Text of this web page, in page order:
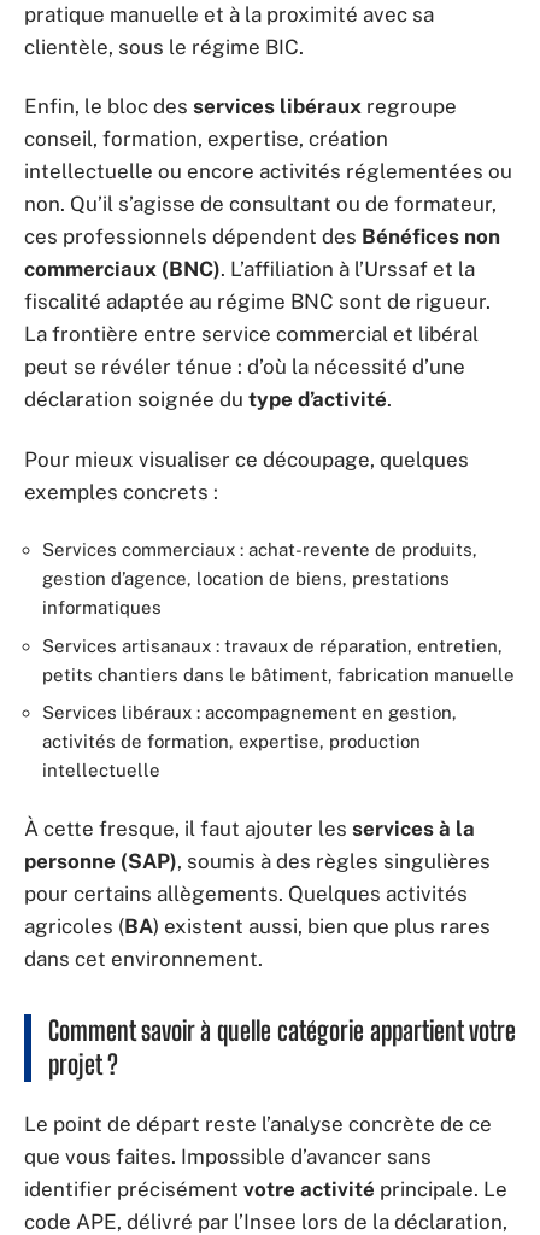
pratique manuelle et à la proximité avec sa
clientèle, sous le régime BIC.
Enfin, le bloc des services libéraux regroupe
conseil, formation, expertise, création
intellectuelle ou encore activités réglementées ou
non. Qu’il s’agisse de consultant ou de formateur,
ces professionnels dépendent des Bénéfices non
commerciaux (BNC). L’affiliation à l’Urssaf et la
fiscalité adaptée au régime BNC sont de rigueur.
La frontière entre service commercial et libéral
peut se révéler ténue : d’où la nécessité d’une
déclaration soignée du type d’activité.
Pour mieux visualiser ce découpage, quelques
exemples concrets :
Services commerciaux : achat-revente de produits,
gestion d’agence, location de biens, prestations
informatiques
Services artisanaux : travaux de réparation, entretien,
petits chantiers dans le bâtiment, fabrication manuelle
Services libéraux : accompagnement en gestion,
activités de formation, expertise, production
intellectuelle
À cette fresque, il faut ajouter les services à la
personne (SAP), soumis à des règles singulières
pour certains allègements. Quelques activités
agricoles (BA) existent aussi, bien que plus rares
dans cet environnement.
Comment savoir à quelle catégorie appartient votre
projet ?
Le point de départ reste l’analyse concrète de ce
que vous faites. Impossible d’avancer sans
identifier précisément votre activité principale. Le
code APE, délivré par l’Insee lors de la déclaration,